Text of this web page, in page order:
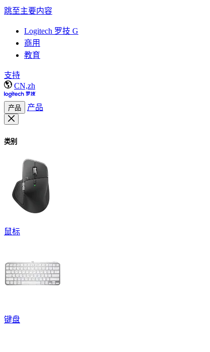
跳至主要内容
Logitech 罗技 G
商用
教育
支持
CN,zh
产品 产品
类别
鼠标
键盘